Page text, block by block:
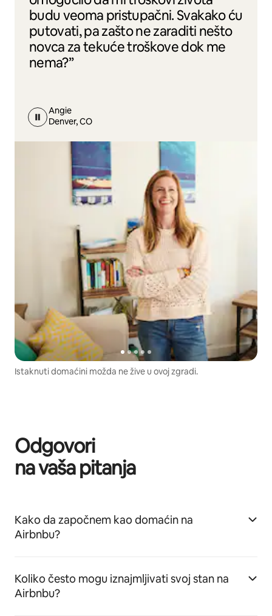
budu veoma pristupačni. Svakako ću
putovati, pa zašto ne zaraditi nešto
novca za tekuće troškove dok me
nema?”
Angie
Denver, CO
Istaknuti domaćini možda ne žive u ovoj zgradi.
Odgovori
na vaša pitanja
Kako da započnem kao domaćin na
Airbnbu?
Koliko često mogu iznajmljivati svoj stan na
Airbnbu?